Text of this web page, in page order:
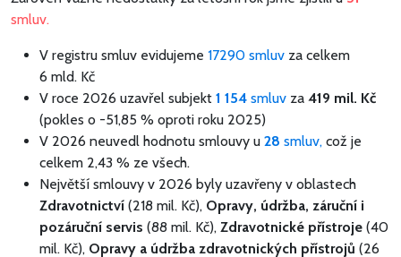
smluv.
V registru smluv evidujeme 17290 smluv za celkem
6 mld. Kč
V roce 2026 uzavřel subjekt 1 154 smluv za 419 mil. Kč
(pokles o -51,85 % oproti roku 2025)
V 2026 neuvedl hodnotu smlouvy u 28 smluv, což je
celkem 2,43 % ze všech.
Největší smlouvy v 2026 byly uzavřeny v oblastech
Zdravotnictví (218 mil. Kč), Opravy, údržba, záruční i
pozáruční servis (88 mil. Kč), Zdravotnické přístroje (40
mil. Kč), Opravy a údržba zdravotnických přístrojů (26